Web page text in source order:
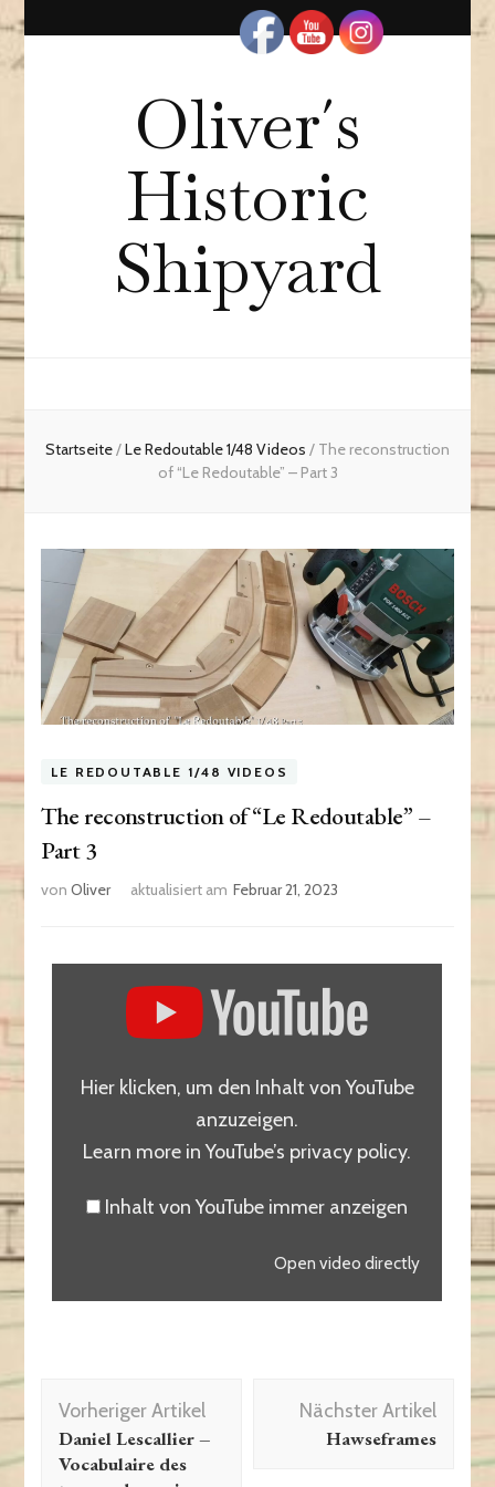
Oliver´s
Historic
Shipyard
Startseite/Le Redoutable 1/48 Videos / The reconstruction
of “Le Redoutable” – Part 3
LE REDOUTABLE 1/48 VIDEOS
The reconstruction of “Le Redoutable” –
Part 3
vonOliver aktualisiert am Februar 21, 2023
Hier klicken, um den Inhalt von YouTube
anzuzeigen.
Learn more inYouTube’s privacy policy.
Inhalt von YouTube immer anzeigen
Open video directly
Vorheriger Artikel
Daniel Lescallier –
Vocabulaire des
Nächster Artikel
Hawseframes